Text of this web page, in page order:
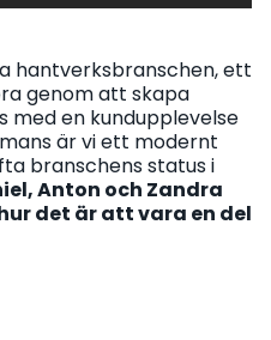
hantverksbranschen, ett
genom att skapa
med en kundupplevelse
är vi ett modernt
branschens status i
Anton och Zandra
det är att vara en del